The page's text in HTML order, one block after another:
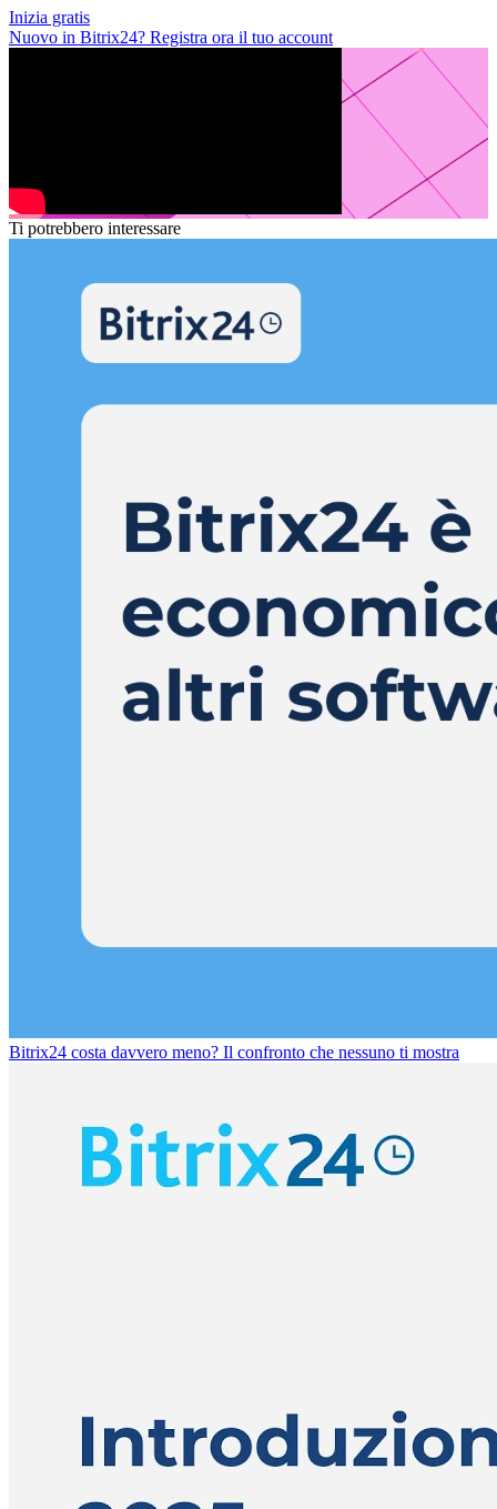
Inizia gratis
Nuovo in Bitrix24? Registra ora il tuo account
Ti potrebbero interessare
Bitrix24 costa davvero meno? Il confronto che nessuno ti mostra